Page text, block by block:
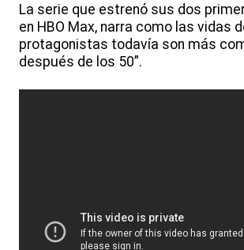
La serie que estrenó sus dos
en HBO Max, narra como las vidas
protagonistas todavía son más
después de los 50”.